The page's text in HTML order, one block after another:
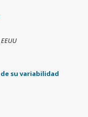
su variabilidad